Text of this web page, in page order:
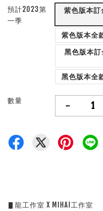
預計2023第
一季
紫色版本訂
紫色版本全
黑色版本訂
黑色版本全
數量 -
▋龍工作室 X MIHAI工作室